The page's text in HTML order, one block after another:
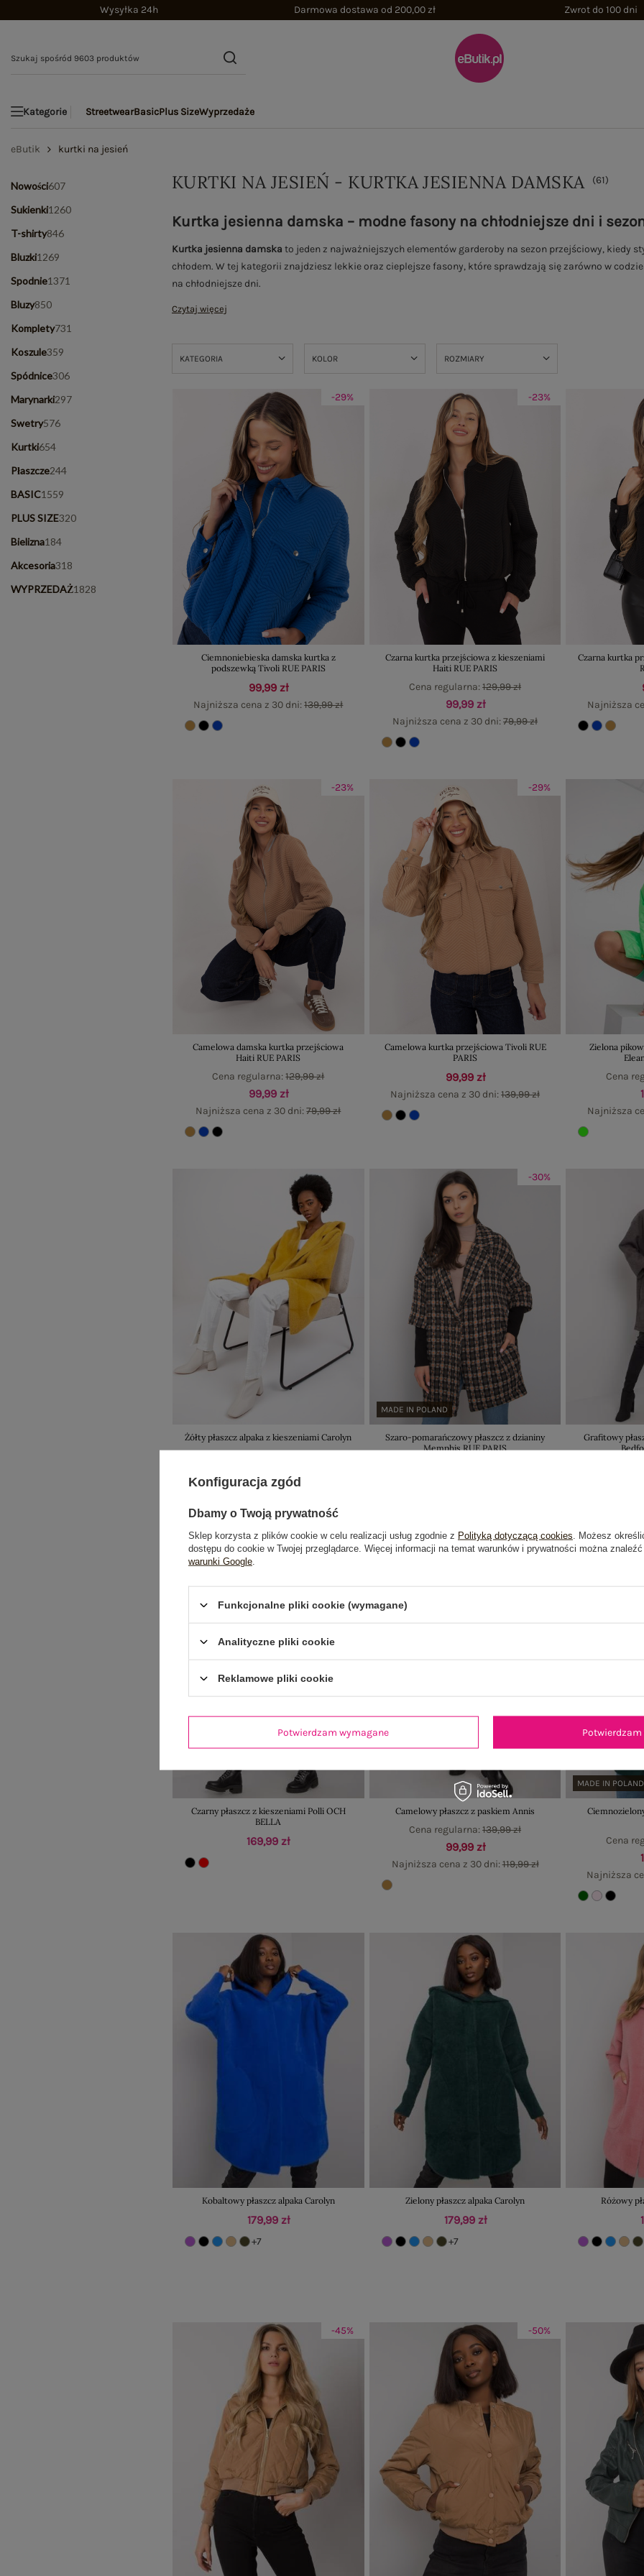
Wysyłka 24h Darmowa dostawa od 200,00 zł Zwrot do 100 dni
Kategorie StreetwearBasicPlus SizeWyprzedaże
eButik kurtki na jesień
Nowości607
Sukienki1260
T-shirty846
Bluzki1269
Spodnie1371
Bluzy850
Komplety731
Koszule359
Spódnice306
Marynarki297
Swetry576
Kurtki654
Płaszcze244
BASIC1559
PLUS SIZE320
Bielizna184
Akcesoria318
WYPRZEDAŻ1828
KURTKI NA JESIEŃ - KURTKA JESIENNA DAMSKA (61)
Kurtka jesienna damska – modne fasony na chłodniejsze dni i
Kurtka jesienna damska to jeden z najważniejszych elementów garderoby na sezon przejściowy, kiedy
chłodem. W tej kategorii znajdziesz lekkie oraz cieplejsze fasony, które sprawdzają się zarówno w
na chłodniejsze dni.
Czytaj więcej
KATEGORIA KOLOR ROZMIARY
-29%
Ciemnoniebieska damska kurtka z
podszewką Tivoli RUE PARIS
99,99 zł
Najniższa cena z 30 dni:139,99 zł
-23%
Czarna kurtka przejściowa z kieszeniami
Haiti RUE PARIS
99,99 zł
Najniższa cena z 30 dni:79,99 zł
Cena regularna:129,99 zł
Czarna kurtka
Najniższa
-23%
Camelowa damska kurtka przejściowa
Haiti RUE PARIS
99,99 zł
Najniższa cena z 30 dni:79,99 zł
Cena regularna:129,99 zł
-29%
Camelowa kurtka przejściowa Tivoli RUE
PARIS
99,99 zł
Najniższa cena z 30 dni:139,99 zł
Zielona
Najniższa
Cena
Żółty płaszcz alpaka z kieszeniami Carolyn
+7
MADE IN POLAND
-30%
Szaro-pomarańczowy płaszcz z dzianiny
Memphis RUE PARIS
Grafitowy
Czarny płaszcz z kieszeniami Polli OCH
BELLA
169,99 zł
-29%
Camelowy płaszcz z paskiem Annis
99,99 zł
Najniższa cena z 30 dni:119,99 zł
Cena regularna:139,99 zł
MADE IN POLAND
Najniższa
Cena
Kobaltowy płaszcz alpaka Carolyn
179,99 zł
+7
Zielony płaszcz alpaka Carolyn
179,99 zł
+7
Różowy
-45% -50%
Konfiguracja zgód
Dbamy o Twoją prywatność
Sklep korzysta z plików cookie w celu realizacji usług zgodnie z Polityką dotyczącą cookies . Możesz
dostępu do cookie w Twojej przeglądarce. Więcej informacji na temat warunków i prywatności można
warunki Google
Funkcjonalne pliki cookie (wymagane)
Analityczne pliki cookie
Reklamowe pliki cookie
Potwierdzam wymagane